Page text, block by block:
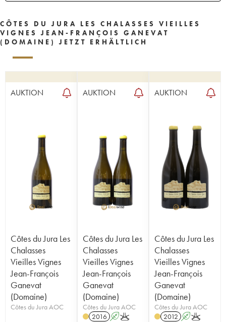
CÔTES DU JURA LES CHALASSES VIEILLES
VIGNES JEAN-FRANÇOIS GANEVAT
(DOMAINE) JETZT ERHÄLTLICH
AUKTION
Côtes du Jura Les
Chalasses
Vieilles Vignes
Jean-François
Ganevat
(Domaine)
Côtes du Jura AOC
AUKTION
Côtes du Jura Les
Chalasses
Vieilles Vignes
Jean-François
Ganevat
(Domaine)
Côtes du Jura AOC
2016 AK
AUKTION
Côtes du Jura Les
Chalasses
Vieilles Vignes
Jean-François
Ganevat
(Domaine)
Côtes du Jura AOC
2012 AK